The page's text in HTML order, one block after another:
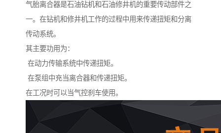
气胎离合器是石油钻机和石油修井机的重要传动部件之
一。在钻机和修井机工作的过程中用来传递扭矩和分离
传动系统。
其主要功用为：
在动力传输系统中传递扭矩。
在泵组中充当离合器和传递扭矩。
在工况时可以当气控刹车使用。